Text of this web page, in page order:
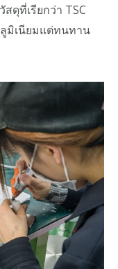
ดุที่เรียกว่า TSC
มิเนียมแต่ทนทาน